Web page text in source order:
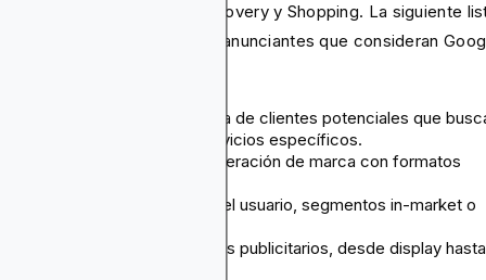
Gmail, YouTube, Discovery y Shopping. La siguiente
los casos de uso para anunciantes que consideran
Captar demanda de búsqueda de clientes potenciales que
activamente productos o servicios específicos.
Construir conciencia y consideración de marca con formatos
Segmentar según intención del usuario, segmentos in-market o
Aprovechar múltiples formatos publicitarios, desde display hasta